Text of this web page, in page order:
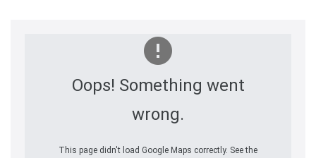
Oops! Something went
wrong.
This page didn't load Google Maps correctly. See the